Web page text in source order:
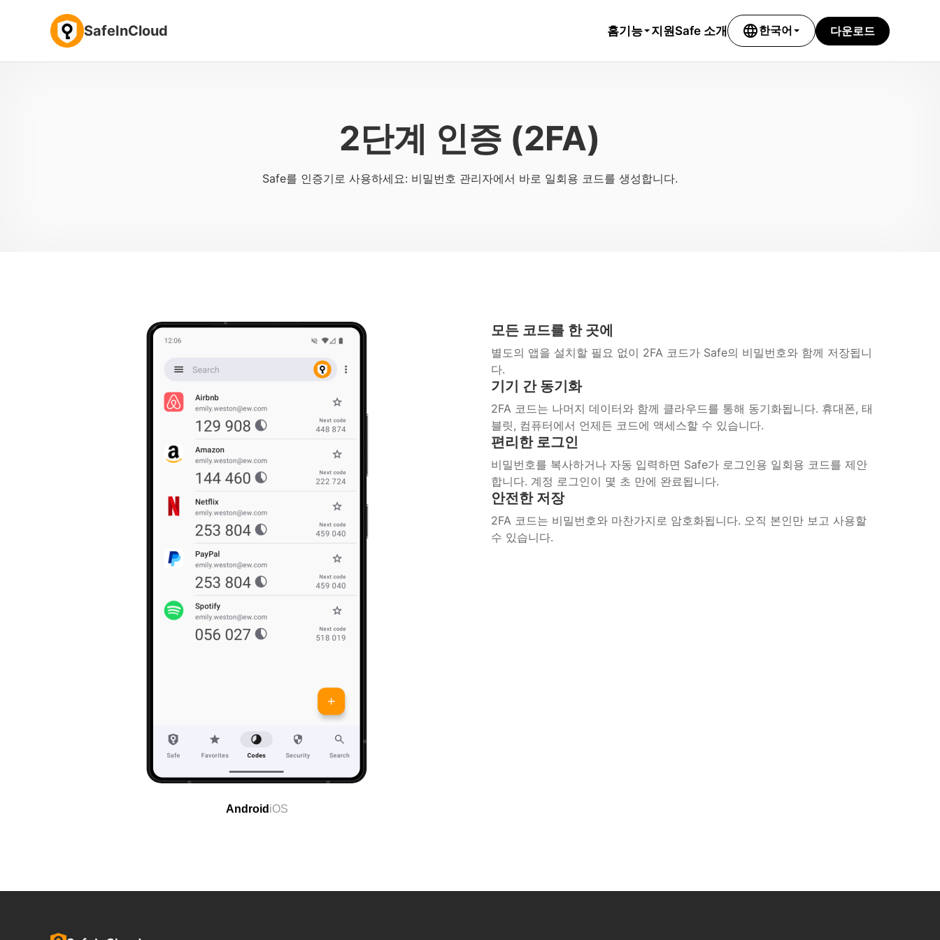
SafeInCloud 홈기능 지원Safe 소개 language한국어 다운로드
2단계 인증 (2FA)
Safe를 인증기로 사용하세요: 비밀번호 관리자에서 바로 일회용 코드를 생성합니다.
Android iOS
모든 코드를 한 곳에
별도의 앱을 설치할 필요 없이 2FA 코드가 Safe의 비밀번호와 함께 저장됩니
다.
기기 간 동기화
2FA 코드는 나머지 데이터와 함께 클라우드를 통해 동기화됩니다. 휴대폰, 태
블릿, 컴퓨터에서 언제든 코드에 액세스할 수 있습니다.
편리한 로그인
비밀번호를 복사하거나 자동 입력하면 Safe가 로그인용 일회용 코드를 제안
합니다. 계정 로그인이 몇 초 만에 완료됩니다.
안전한 저장
2FA 코드는 비밀번호와 마찬가지로 암호화됩니다. 오직 본인만 보고 사용할
수 있습니다.